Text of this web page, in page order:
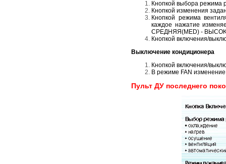
Кнопкой выбора режима
Кнопкой изменения
Кнопкой режима
каждое нажатие
СРЕДНЯЯ(МЕD) -
Кнопкой включения/
Выключение кондиционера
Кнопкой включения/
В режиме FAN
Пульт ДУ последнего